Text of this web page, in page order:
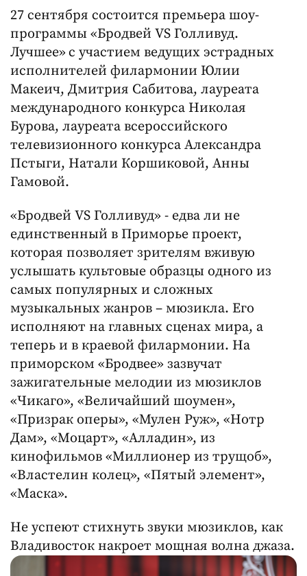
27 сентября состоится премьера шоу-
программы «Бродвей VS Голливуд.
Лучшее» с участием ведущих эстрадных
исполнителей филармонии Юлии
Макеич, Дмитрия Сабитова, лауреата
международного конкурса Николая
Бурова, лауреата всероссийского
телевизионного конкурса Александра
Пстыги, Натали Коршиковой, Анны
Гамовой.
«Бродвей VS Голливуд» - едва ли не
единственный в Приморье проект,
которая позволяет зрителям вживую
услышать культовые образцы одного из
самых популярных и сложных
музыкальных жанров – мюзикла. Его
исполняют на главных сценах мира, а
теперь и в краевой филармонии. На
приморском «Бродвее» зазвучат
зажигательные мелодии из мюзиклов
«Чикаго», «Величайший шоумен»,
«Призрак оперы», «Мулен Руж», «Нотр
Дам», «Моцарт», «Алладин», из
кинофильмов «Миллионер из трущоб»,
«Властелин колец», «Пятый элемент»,
«Маска».
Не успеют стихнуть звуки мюзиклов, как
Владивосток накроет мощная волна джаза.